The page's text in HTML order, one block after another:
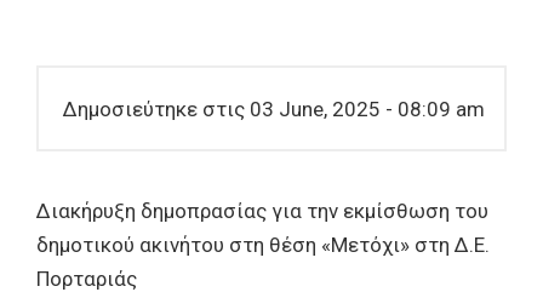
Δημοσιεύτηκε στις 03 June, 2025 - 08:09 am
Διακήρυξη δημοπρασίας για την εκμίσθωση του
δημοτικού ακινήτου στη θέση «Μετόχι» στη Δ.Ε.
Πορταριάς